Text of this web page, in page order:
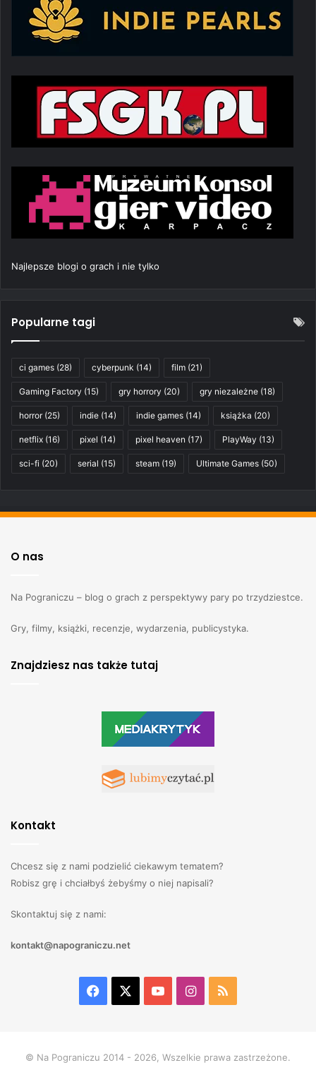
Najlepsze blogi o grach i nie tylko
Popularne tagi
ci games (28) cyberpunk (14) film (21)
Gaming Factory (15) gry horrory (20) gry niezależne (18)
horror(25) indie (14) indie games (14) książka (20)
netflix (16) pixel (14) pixel heaven (17) PlayWay (13)
sci-fi (20) serial (15) steam (19) Ultimate Games (50)
O nas
Na Pograniczu – blog o grach z perspektywy pary po trzydziestce.
Gry, filmy, książki, recenzje, wydarzenia, publicystyka.
Znajdziesz nas także tutaj
Kontakt
Chcesz się z nami podzielić ciekawym tematem?
Robisz grę i chciałbyś żebyśmy o niej napisali?
Skontaktuj się z nami:
kontakt@napograniczu.net
Facebook YouTubeInstagram
© Na Pograniczu 2014 - 2026, Wszelkie prawa zastrzeżone.